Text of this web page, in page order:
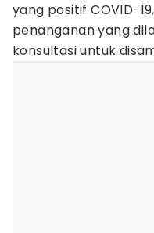
yang positif COVID-
penanganan yang
konsultasi untuk